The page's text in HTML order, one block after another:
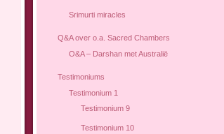
Srimurti miracles
Q&A over o.a. Sacred Chambers
O&A – Darshan met Australië
Testimoniums
Testimonium 1
Testimonium 9
Testimonium 10